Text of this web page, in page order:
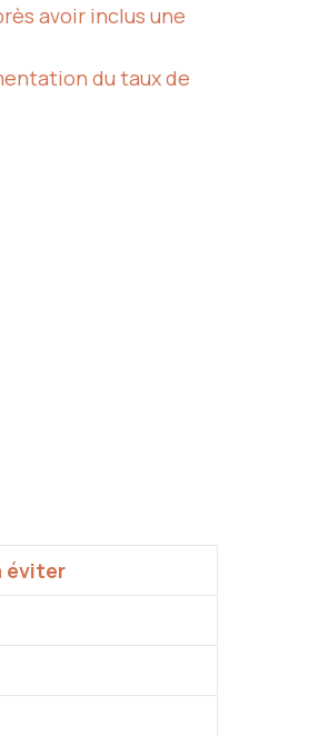
avoir inclus une
du taux de
éviter